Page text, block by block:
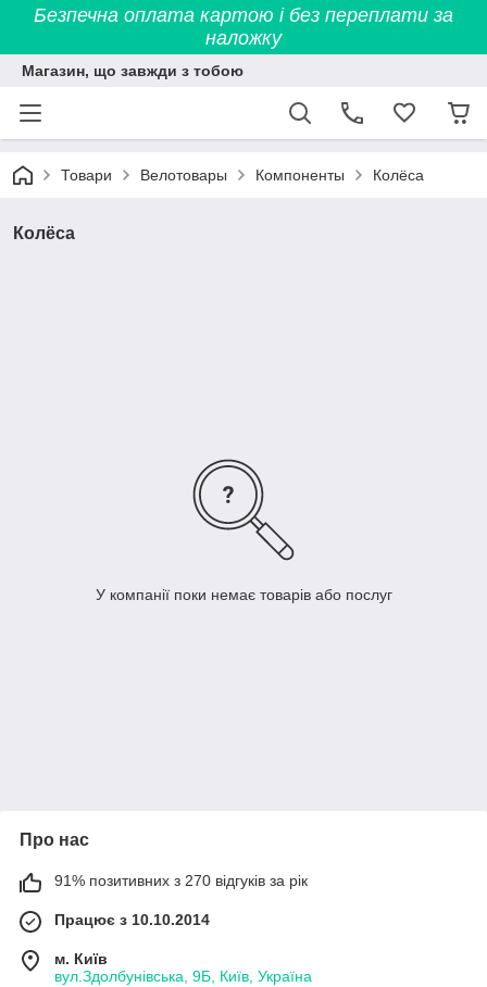
Безпечна оплата картою і без переплати за
наложку
Магазин, що завжди з тобою
Товари Велотовары Компоненты Колёса
Колёса
У компанії поки немає товарів або послуг
Про нас
91% позитивних з 270 відгуків за рік
Працює з 10.10.2014
м. Київ
вул.Здолбунівська, 9Б, Київ, Україна